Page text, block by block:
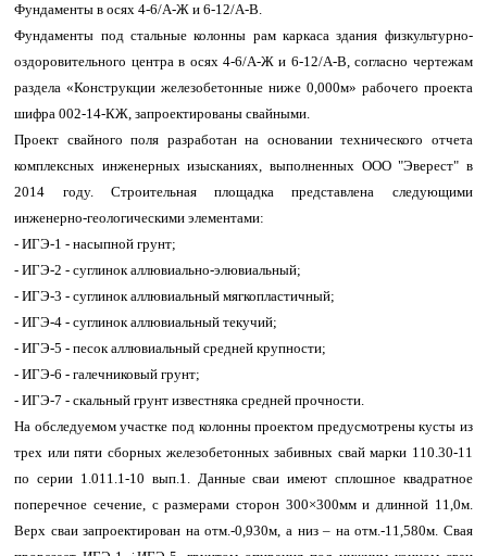
Фундаменты в осях 4-6/А-Ж и 6-12/А-В.
Фундаменты под стальные колонны рам каркаса здания физкультурно-
оздоровительного центра в осях 4-6/А-Ж и 6-12/А-В, согласно чертежам
раздела «Конструкции железобетонные ниже 0,000м» рабочего проекта
шифра 002-14-КЖ, запроектированы свайными.
Проект свайного поля разработан на основании технического отчета
комплексных инженерных изысканиях, выполненных ООО "Эверест" в
2014 году. Строительная площадка представлена следующими
инженерно-геологическими элементами:
- ИГЭ-1 - насыпной грунт;
- ИГЭ-2 - суглинок аллювиально-элювиальный;
- ИГЭ-3 - суглинок аллювиальный мягкопластичный;
- ИГЭ-4 - суглинок аллювиальный текучий;
- ИГЭ-5 - песок аллювиальный средней крупности;
- ИГЭ-6 - галечниковый грунт;
- ИГЭ-7 - скальный грунт известняка средней прочности.
На обследуемом участке под колонны проектом предусмотрены кусты из
трех или пяти сборных железобетонных забивных свай марки 110.30-11
по серии 1.011.1-10 вып.1. Данные сваи имеют сплошное квадратное
поперечное сечение, с размерами сторон 300×300мм и длинной 11,0м.
Верх сваи запроектирован на отм.-0,930м, а низ – на отм.-11,580м. Свая